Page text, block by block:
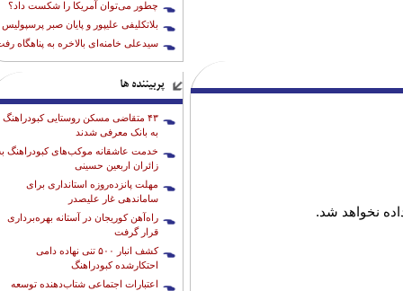
چطور می‌توان آمریکا را شکست داد؟
بلاتکلیفی علیپور و پایان صبر پرسپولیس
سیدعلی خامنه‌ای بالاخره به پناهگاه
پربیننده ها
۴۳ متقاضی مسکن روستایی کبودراهنگ
به بانک معرفی شدند
خدمت عاشقانه موکب‌های کبودراهنگ
زائران اربعین حسینی
مهلت پانزده‌روزه استانداری برای
ساماندهی غار علیصدر
راه‌آهن کوریجان در آستانه بهره‌برداری
قرار گرفت
کشف انبار ۵۰۰ تنی نهاده دامی
احتکارشده کبودراهنگ
اعتبارات اجتماعی شتاب‌دهنده توسعه
نخواهد شد.